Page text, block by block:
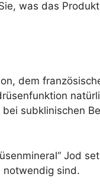
was das
dem
subklinischen
Jod
notwendig sind.